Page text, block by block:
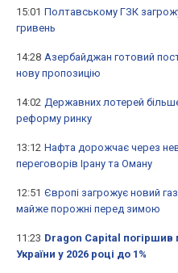
15:01 Полтавському ГЗК
гривень
14:28 Азербайджан готовий
нову пропозицію
14:02 Державних лотерей
реформу ринку
13:12 Нафта дорожчає через
переговорів Ірану та Оману
12:51 Європі загрожує новий
майже порожні перед зимою
11:23 Dragon Capital погіршив
України у 2026 році до 1%